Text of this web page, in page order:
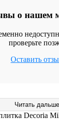
о нашем
проверьте
Оставить
Читать дальше
Decoria